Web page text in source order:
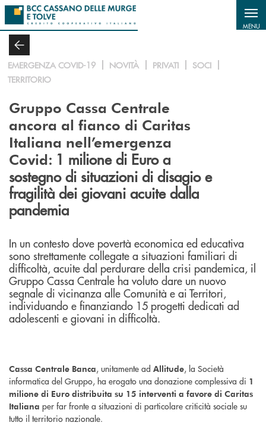
Salta al contenuto principale
MENU
EMERGENZA COVID-19 NOVITÀ PRIVATI
SOCI
TERRITORIO
Gruppo Cassa Centrale
ancora al fianco di Caritas
Italiana nell’emergenza
Covid: 1 milione di Euro a
sostegno di situazioni di disagio e
fragilità dei giovani acuite dalla
pandemia
In un contesto dove povertà economica ed educativa
sono strettamente collegate a situazioni familiari di
difficoltà, acuite dal perdurare della crisi pandemica, il
Gruppo Cassa Centrale ha voluto dare un nuovo
segnale di vicinanza alle Comunità e ai Territori,
individuando e finanziando 15 progetti dedicati ad
adolescenti e giovani in difficoltà.
Cassa Centrale Banca, unitamente ad Allitude, la Società
informatica del Gruppo, ha erogato una donazione complessiva di 1
milione di Euro distribuita su 15 interventi a favore di Caritas
Italiana per far fronte a situazioni di particolare criticità sociale su
tutto il territorio nazionale.